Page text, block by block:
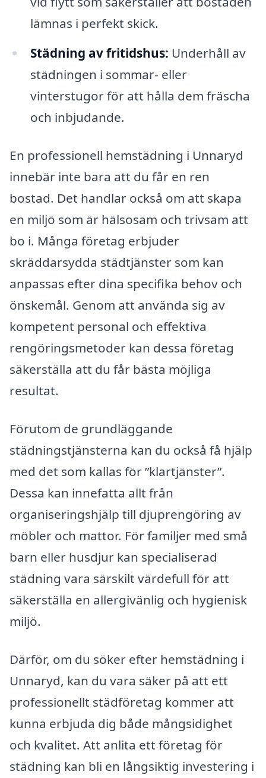
lämnas i perfekt skick.
Städning av fritidshus: Underhåll av
städningen i sommar- eller
vinterstugor för att hålla dem fräscha
och inbjudande.
En professionell hemstädning i Unnaryd
innebär inte bara att du får en ren
bostad. Det handlar också om att skapa
en miljö som är hälsosam och trivsam att
bo i. Många företag erbjuder
skräddarsydda städtjänster som kan
anpassas efter dina specifika behov och
önskemål. Genom att använda sig av
kompetent personal och effektiva
rengöringsmetoder kan dessa företag
säkerställa att du får bästa möjliga
resultat.
Förutom de grundläggande
städningstjänsterna kan du också få hjälp
med det som kallas för ”klartjänster”.
Dessa kan innefatta allt från
organiseringshjälp till djuprengöring av
möbler och mattor. För familjer med små
barn eller husdjur kan specialiserad
städning vara särskilt värdefull för att
säkerställa en allergivänlig och hygienisk
miljö.
Därför, om du söker efter hemstädning i
Unnaryd, kan du vara säker på att ett
professionellt städföretag kommer att
kunna erbjuda dig både mångsidighet
och kvalitet. Att anlita ett företag för
städning kan bli en långsiktig investering i